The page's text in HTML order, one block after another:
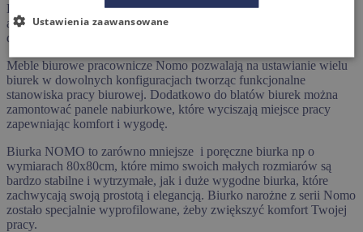
Lekkość formy i uniwersalność predysponuje tę linię zarówno do
aranżacji stanowisk pracowniczych, jak i gabinetów. Stylistycznie
doskonale wpisuje się w aktualnie obowiązujące trendy.
Meble biurowe pracownicze Nomo pozwalają na ustawianie wielu
biurek w dowolnych konfiguracjach tworząc funkcjonalne
stanowiska pracy biurowej. Dodatkowo do blatów biurek można
zamontować panele nabiurkowe, które wyciszają miejsce pracy
zapewniając komfort i wygodę.
Biurka NOMO to zarówno mniejsze i poręczne biurka np o
wymiarach 80x80cm, które mimo swoich małych rozmiarów są
bardzo stabilne i wytrzymałe, jak i duże wygodne biurka, które
zachwycają swoją prostotą i elegancją. Biurko narożne z serii Nomo
zostało specjalnie wyprofilowane, żeby zwiększyć komfort Twojej
pracy.
Ustawienia zaawansowane